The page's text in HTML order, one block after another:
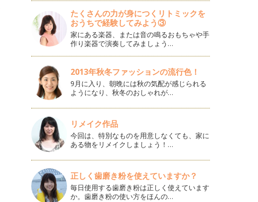
たくさんの力が身につくリトミックを
おうちで経験してみよう③
家にある楽器、または音の鳴るおもちゃや手
作り楽器で演奏してみましょう…
2013年秋冬ファッションの流行色！
9月に入り、朝晩には秋の気配が感じられる
ようになり、秋冬のおしゃれが…
リメイク作品
今回は、特別なものを用意しなくても、家に
ある物をリメイクしましょう！…
正しく歯磨き粉を使えていますか？
毎日使用する歯磨き粉は正しく使えています
か。歯磨き粉の使い方をほんの…